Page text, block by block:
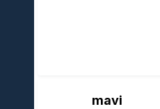
mavi